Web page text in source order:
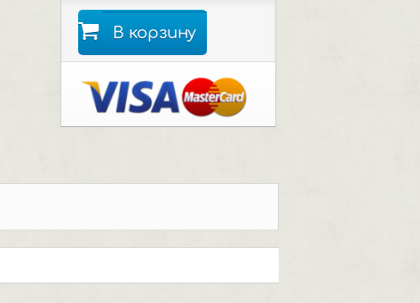
В корзину